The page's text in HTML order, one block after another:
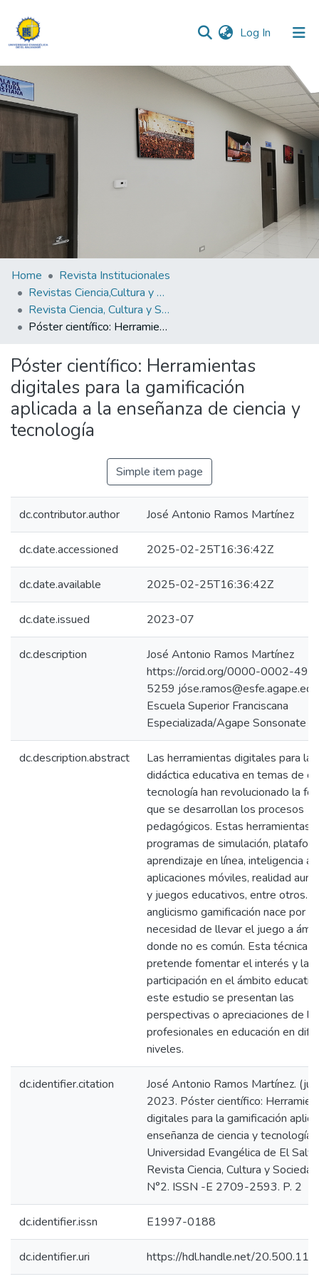
Log In (current)
Communities & Collections
All of DSpace
Home
Revista Institucionales
Revistas Ciencia,Cultura y Sociedad
Revista Ciencia, Cultura y Sociedad Vol.9 N°2
Póster científico: Herramientas digitales para la gamificación aplicada a la enseñanza de ciencia y tecnología
Póster científico: Herramientas
digitales para la gamificación
aplicada a la enseñanza de ciencia y
tecnología
Simple item page
dc.contributor.author José Antonio Ramos Martínez
dc.date.accessioned 2025-02-25T16:36:42Z
dc.date.available 2025-02-25T16:36:42Z
dc.date.issued 2023-07
dc.description
José Antonio Ramos Martínez
https://orcid.org/0000-0002-
5259
Escuela Superior Franciscana
Especializada/Agape Sonsonate
dc.description.abstract
Las herramientas digitales para la
didáctica educativa en temas de
tecnología han revolucionado la
que se desarrollan los procesos
pedagógicos. Estas herramientas
programas de simulación,
aprendizaje en línea, inteligencia
aplicaciones móviles, realidad
y juegos educativos, entre otros.
anglicismo gamificación nace por la
necesidad de llevar el juego a
donde no es común. Esta técnica
pretende fomentar el interés y la
participación en el ámbito
este estudio se presentan las
perspectivas o apreciaciones de
profesionales en educación en
niveles.
dc.identifier.citation
José Antonio Ramos Martínez.
2023. Póster científico:
digitales para la gamificación
enseñanza de ciencia y tecnología.
Universidad Evangélica de El
Revista Ciencia, Cultura y
N°2. ISSN -E 2709-2593. P. 2
dc.identifier.issn E1997-0188
dc.identifier.uri https://hdl.handle.net/